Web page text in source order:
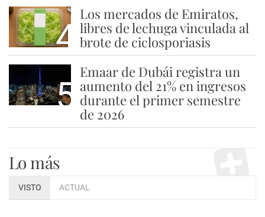
4
Los mercados de Emiratos,
libres de lechuga vinculada al
brote de ciclosporiasis
5
Emaar de Dubái registra un
aumento del 21% en ingresos
durante el primer semestre
de 2026
Lo más
VISTO ACTUAL